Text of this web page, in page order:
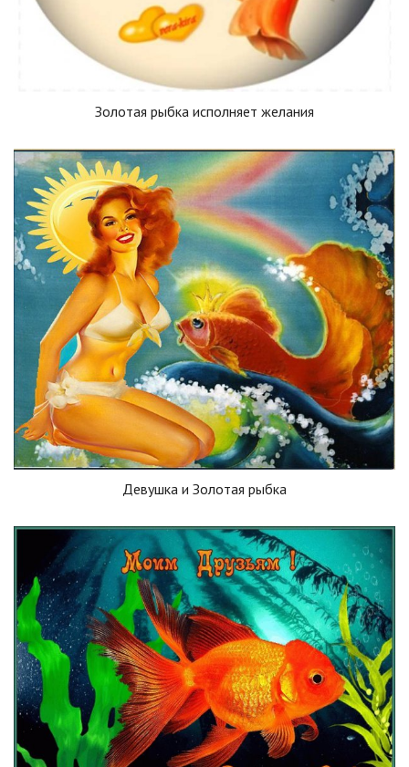
Золотая рыбка исполняет желания
Девушка и Золотая рыбка